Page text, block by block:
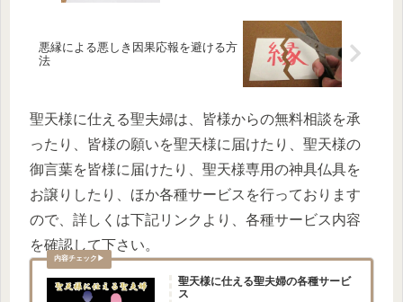
悪縁による悪しき因果応報を避ける方
法
聖天様に仕える聖夫婦は、皆様からの無料相談を承
ったり、皆様の願いを聖天様に届けたり、聖天様の
御言葉を皆様に届けたり、聖天様専用の神具仏具を
お譲りしたり、ほか各種サービスを行っております
ので、詳しくは下記リンクより、各種サービス内容
を確認して下さい。
聖天様に仕える聖夫婦の各種サービ
ス